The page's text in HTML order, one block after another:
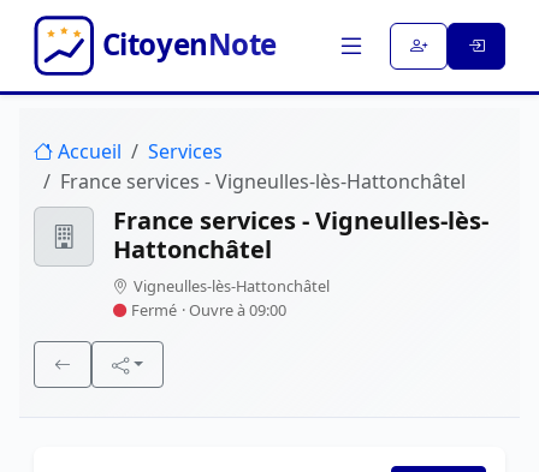
Accueil
Services
France services - Vigneulles-lès-Hattonchâtel
France services - Vigneulles-lès-
Hattonchâtel
Vigneulles-lès-Hattonchâtel
Fermé · Ouvre à 09:00